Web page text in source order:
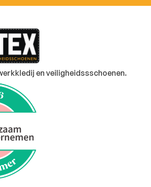
en veiligheidssschoenen.